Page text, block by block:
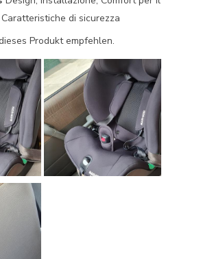
di sicurezza
Produkt empfehlen.